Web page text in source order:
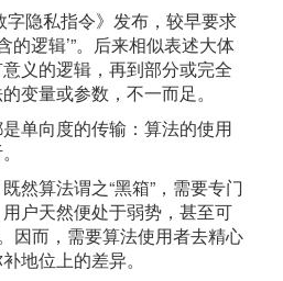
字隐私指令》发布，较早要求
的逻辑’”。后来相似表述大体
义的逻辑，再到部分或完全
变量或参数，不一而足。
单向度的传输：算法的使用
然算法谓之“黑箱”，需要专门
户天然便处于弱势，甚至可
因而，需要算法使用者去精心
地位上的差异。